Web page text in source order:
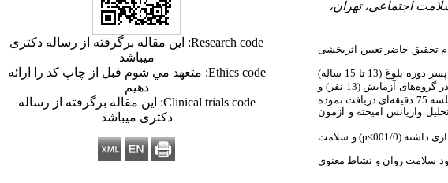
Research code: این مقاله برگرفته از رساله دکتری
میباشد
Ethics code: متعهد مي شوم قبل از چاپ كد را ارائه
دهيم
Clinical trials code: این مقاله برگرفته از رساله
دکتری میباشد
اجتماعی، تهران،
تحقیق حاضر تعیین اثربخشی
پسر دوره بلوغ (13 تا 15 ساله)
25 نفر انتخاب و به شیوه تصادفی در گروه‌های آزمایش (13 نفر) و
را طی سه و نیم ماه در 14 جلسه 75 دقیقه‌ای دریافت نموده
واریانس آمیخته و آزمون
داشته(001/0>
p
) و سلامت
سلامت روان و نشاط معنوی